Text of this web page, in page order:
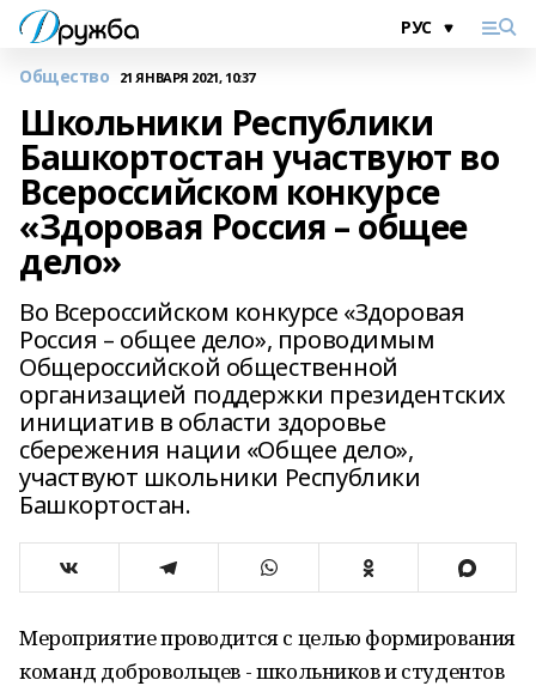
Общество 21 ЯНВАРЯ 2021, 10:37
Школьники Республики
Башкортостан участвуют во
Всероссийском конкурсе
«Здоровая Россия – общее
дело»
Во Всероссийском конкурсе «Здоровая
Россия – общее дело», проводимым
Общероссийской общественной
организацией поддержки президентских
инициатив в области здоровье
сбережения нации «Общее дело»,
участвуют школьники Республики
Башкортостан.
Мероприятие проводится с целью формирования
команд добровольцев - школьников и студентов